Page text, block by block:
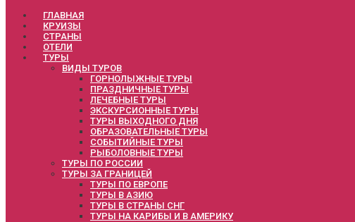
ГЛАВНАЯ
КРУИЗЫ
СТРАНЫ
ОТЕЛИ
ТУРЫ
ВИДЫ ТУРОВ
ГОРНОЛЫЖНЫЕ ТУРЫ
ПРАЗДНИЧНЫЕ ТУРЫ
ЛЕЧЕБНЫЕ ТУРЫ
ЭКСКУРСИОННЫЕ ТУРЫ
ТУРЫ ВЫХОДНОГО ДНЯ
ОБРАЗОВАТЕЛЬНЫЕ ТУРЫ
СОБЫТИЙНЫЕ ТУРЫ
РЫБОЛОВНЫЕ ТУРЫ
ТУРЫ ПО РОССИИ
ТУРЫ ЗА ГРАНИЦЕЙ
ТУРЫ ПО ЕВРОПЕ
ТУРЫ В АЗИЮ
ТУРЫ В СТРАНЫ СНГ
ТУРЫ НА КАРИБЫ И В АМЕРИКУ